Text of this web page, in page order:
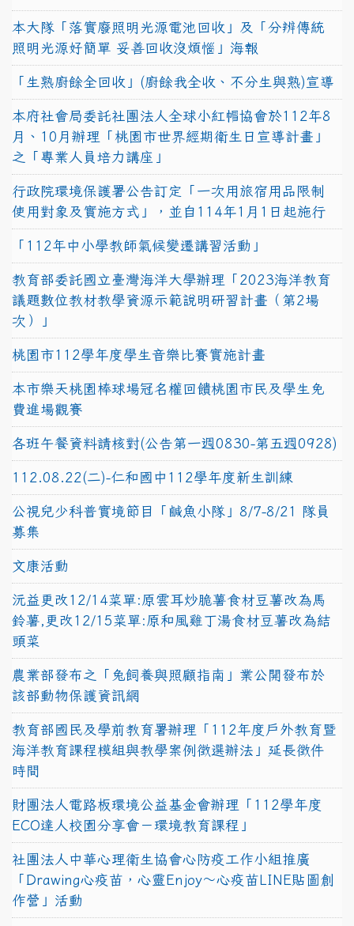
本大隊「落實廢照明光源電池回收」及「分辨傳統
照明光源好簡單 妥善回收沒煩惱」海報
「生熟廚餘全回收」(廚餘我全收、不分生與熟)宣導
本府社會局委託社團法人全球小紅帽協會於112年8
月、10月辦理「桃園市世界經期衛生日宣導計畫」
之「專業人員培力講座」
行政院環境保護署公告訂定「一次用旅宿用品限制
使用對象及實施方式」，並自114年1月1日起施行
「112年中小學教師氣候變遷講習活動」
教育部委託國立臺灣海洋大學辦理「2023海洋教育
議題數位教材教學資源示範說明研習計畫（第2場
次）」
桃園市112學年度學生音樂比賽實施計畫
本市樂天桃園棒球場冠名權回饋桃園市民及學生免
費進場觀賽
各班午餐資料請核對(公告第一週0830-第五週0928)
112.08.22(二)-仁和國中112學年度新生訓練
公視兒少科普實境節目「鹹魚小隊」8/7-8/21 隊員
募集
文康活動
沅益更改12/14菜單:原雲耳炒脆薯食材豆薯改為馬
鈴薯,更改12/15菜單:原和風雞丁湯食材豆薯改為結
頭菜
農業部發布之「兔飼養與照顧指南」業公開發布於
該部動物保護資訊網
教育部國民及學前教育署辦理「112年度戶外教育暨
海洋教育課程模組與教學案例徵選辦法」延長徵件
時間
財團法人電路板環境公益基金會辦理「112學年度
ECO達人校園分享會－環境教育課程」
社團法人中華心理衛生協會心防疫工作小組推廣
「Drawing心疫苗，心靈Enjoy〜心疫苗LINE貼圖創
作營」活動